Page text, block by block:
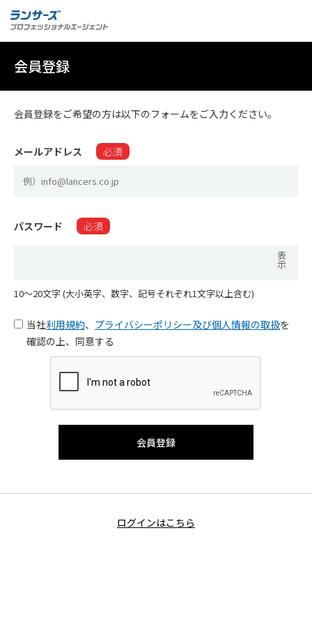
会員登録
会員登録をご希望の方は以下のフォームをご入力ください。
メールアドレス 必須
パスワード 必須
表
示
10〜20文字 (大小英字、数字、記号それぞれ1文字以上含む)
当社利用規約、 プライバシーポリシー及び個人情報の取扱を
確認の上、同意する
ログインはこちら